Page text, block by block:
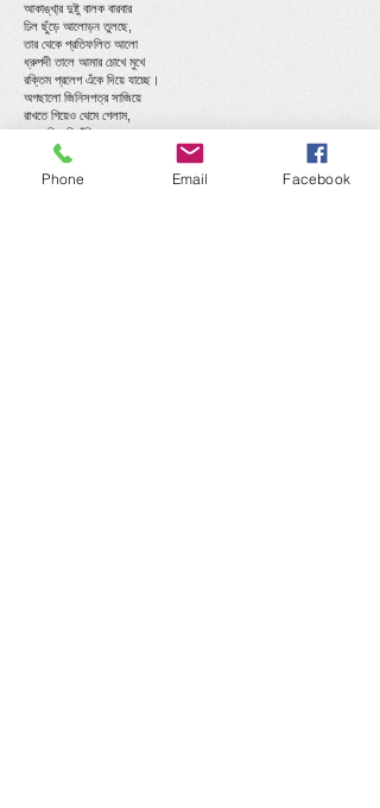
আকাঙ্খা্র দুষ্টু বালক বারবার
ঢিল ছুঁড়ে আলোড়ন তুলছে,
তার থেকে প্রতিফলিত আলো
ধ্রুপদী তালে আমার চোখে মুখে
রক্তিম প্রলেপ এঁকে দিয়ে যাচ্ছে।
অগছালো জিনিসপত্র সাজিয়ে
রাখতে গিয়েও থেমে গেলাম,
মনের হিসেবি ঝুঁকি
তোমার চোখে হয়তো প্রতিভাত হবে
আমার বিবশ দিনমান এমনি
কেটে যায় তোমার ভাবনায়
Phone Email Facebook